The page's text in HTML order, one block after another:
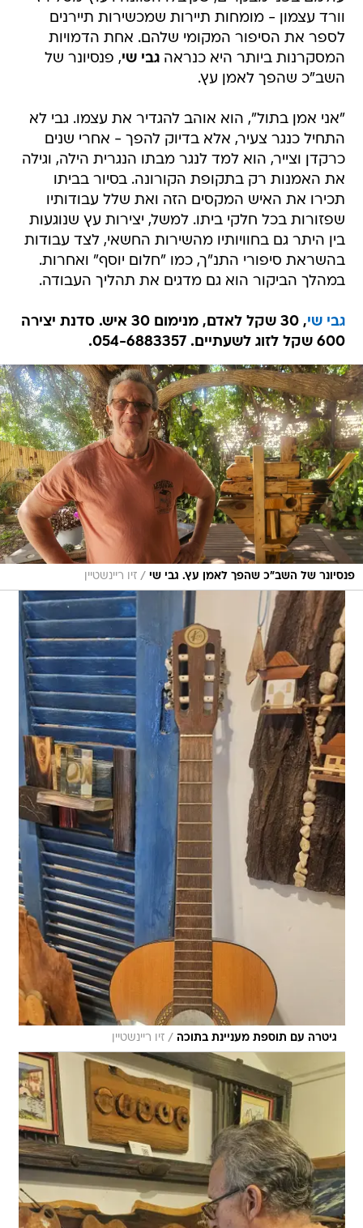
וורד עצמון - מומחות תיירות שמכשירות תיירנים
לספר את הסיפור המקומי שלהם. אחת הדמויות
המסקרנות ביותר היא כנראהגבי שי, פנסיונר של
השב"כ שהפך לאמן עץ.
"אני אמן בתול", הוא אוהב להגדיר את עצמו. גבי לא
התחיל כנגר צעיר, אלא בדיוק להפך - אחרי שנים
כרקדן וצייר, הוא למד לנגר מבתו הנגרית הילה, וגילה
את האמנות רק בתקופת הקורונה. בסיור בביתו
תכירו את האיש המקסים הזה ואת שלל עבודותיו
שפזורות בכל חלקי ביתו. למשל, יצירות עץ שנוגעות
בין היתר גם בחוויותיו מהשירות החשאי, לצד עבודות
בהשראת סיפורי התנ"ך, כמו "חלום יוסף" ואחרות.
במהלך הביקור הוא גם מדגים את תהליך העבודה.
גבי שי,
30 שקל לאדם, מנימום 30 איש. סדנת יצירה
600 שקל לזוג לשעתיים. 054-688335
7.
פנסיונר של השב"כ שהפך לאמן עץ. גבי שי / זיו ריינשטיין
גיטרה עם תוספת מעניינת בתוכה / זיו ריינשטיין